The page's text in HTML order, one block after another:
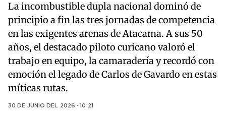
La incombustible dupla nacional dominó de
principio a fin las tres jornadas de competencia
en las exigentes arenas de Atacama. A sus 50
años, el destacado piloto curicano valoró el
trabajo en equipo, la camaradería y recordó con
emoción el legado de Carlos de Gavardo en estas
míticas rutas.
30 DE JUNIO DEL 2026 · 10:21